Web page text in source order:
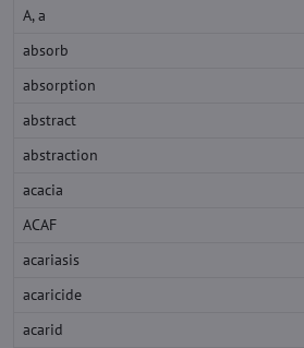
A, a
absorb
absorption
abstract
abstraction
acacia
ACAF
acariasis
acaricide
acarid